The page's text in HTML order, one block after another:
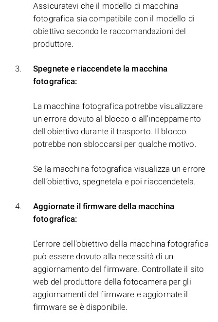
Assicuratevi che il modello di macchina
fotografica sia compatibile con il modello di
obiettivo secondo le raccomandazioni del
produttore.
Spegnete e riaccendete la macchina
fotografica:
La macchina fotografica potrebbe visualizzare
un errore dovuto al blocco o all'inceppamento
dell'obiettivo durante il trasporto. Il blocco
potrebbe non sbloccarsi per qualche motivo.
Se la macchina fotografica visualizza un errore
dell’obiettivo, spegnetela e poi riaccendetela.
Aggiornate il firmware della macchina
fotografica:
L'errore dell'obiettivo della macchina fotografica
può essere dovuto alla necessità di un
aggiornamento del firmware. Controllate il sito
web del produttore della fotocamera per gli
aggiornamenti del firmware e aggiornate il
firmware se è disponibile.